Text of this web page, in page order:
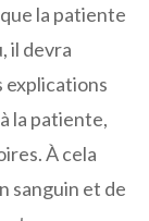
la patiente
il devra
explications
la patiente,
À cela
sanguin et de